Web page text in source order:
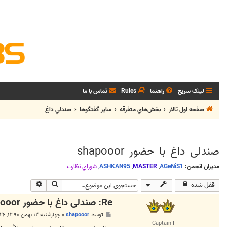
لینک سریع راهنما Rules
تماس با ما
صفحه اول تالار
بخش‌‌هاي متفرقه ساير گفتگوها صندلي داغ
صندلی داغ با حضور shapooor
مدیران انجمن: AGeNiS1
,
MASTER
,
ASHKAN95
,شوراي نظارت
قفل شده جستجو
Captain I
Re: صندلی داغ با حضور shapooor
توسطshapooor
»چهارشنبه ۱۲ بهمن ۱۳۹۰, ۷:۲۶ ب.ظ